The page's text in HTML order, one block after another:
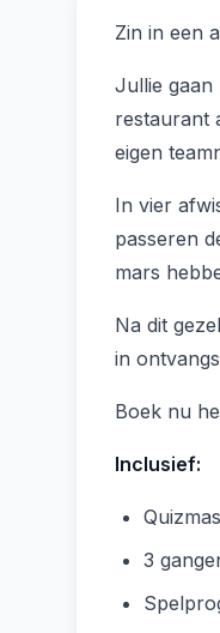
Zin in een
Jullie gaan
restaurant
eigen
In vier
passeren
mars
Na dit
in
Boek nu
Inclusief:
3